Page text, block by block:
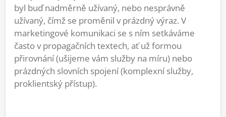
byl buď nadměrně užívaný, nebo nesprávně
užívaný, čímž se proměnil v prázdný výraz. V
marketingové komunikaci se s ním setkáváme
často v propagačních textech, ať už formou
přirovnání (ušijeme vám služby na míru) nebo
prázdných slovních spojení (komplexní služby,
proklientský přístup).